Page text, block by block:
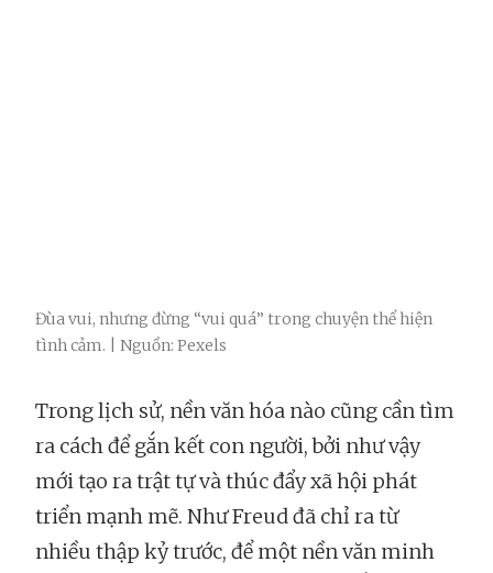
Đùa vui, nhưng đừng “vui quá” trong chuyện thể hiện
tình cảm. | Nguồn: Pexels
Trong lịch sử, nền văn hóa nào cũng cần tìm
ra cách để gắn kết con người, bởi như vậy
mới tạo ra trật tự và thúc đẩy xã hội phát
triển mạnh mẽ. Như Freud đã chỉ ra từ
nhiều thập kỷ trước, để một nền văn minh